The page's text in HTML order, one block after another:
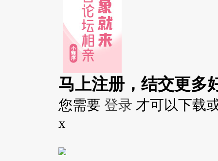
马上注册，结交更多
您需要 登录 才可以下载
x